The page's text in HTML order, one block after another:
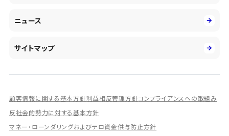
DXとシステムモダナイゼーション
人的資本経営の取組み
障がい者採用
社会
有価証券報告書／四半期報告書
統合報告書
ディスクロージャー誌
IRプレゼンテーション資料
シェアードリサーチ社による調査レポート
ニュース
サイトマップ
顧客情報に関する基本方針利益相反管理方針コンプライアンスへの取組み
反社会的勢力に対する基本方針
マネー・ローンダリングおよびテロ資金供与防止方針